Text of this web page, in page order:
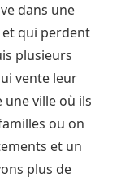
dans une
qui perdent
plusieurs
vente leur
ville où ils
ou on
et un
plus de